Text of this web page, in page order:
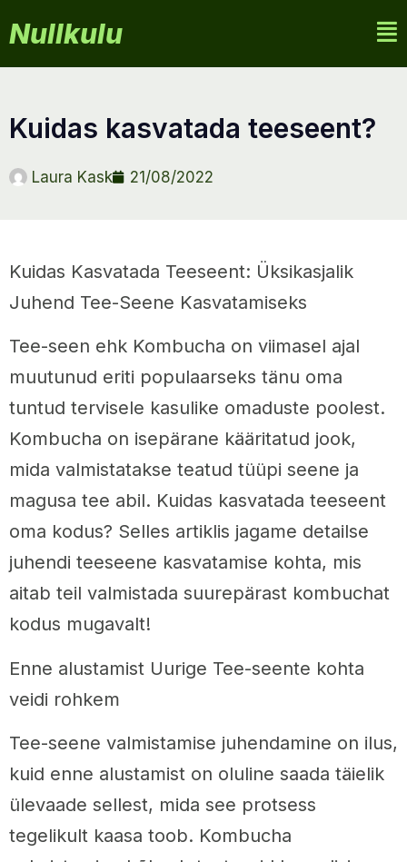
Nullkulu
kuidas kasvatada teeseent?
Laura Kask 21/08/2022
Kuidas Kasvatada Teeseent: Üksikasjalik
Juhend Tee-Seene Kasvatamiseks
Tee-seen ehk Kombucha on viimasel ajal
muutunud eriti populaarseks tänu oma
tuntud tervisele kasulike omaduste poolest.
Kombucha on isepärane kääritatud jook,
mida valmistatakse teatud tüüpi seene ja
magusa tee abil. Kuidas kasvatada teeseent
oma kodus? Selles artiklis jagame detailse
juhendi teeseene kasvatamise kohta, mis
aitab teil valmistada suurepärast kombuchat
kodus mugavalt!
Enne alustamist Uurige Tee-seente kohta
veidi rohkem
Tee-seene valmistamise juhendamine on ilus,
kuid enne alustamist on oluline saada täielik
ülevaade sellest, mida see protsess
tegelikult kaasa toob. Kombucha